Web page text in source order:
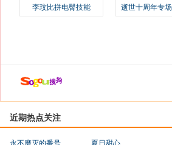
李玟比拼电臀技能
逝世十周年专
近期热点关注
永不磨灭的番号 夏日甜心